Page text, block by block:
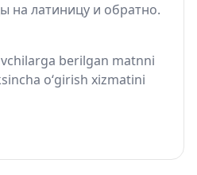
на латиницу и обратно.
berilgan matnni
o‘girish xizmatini